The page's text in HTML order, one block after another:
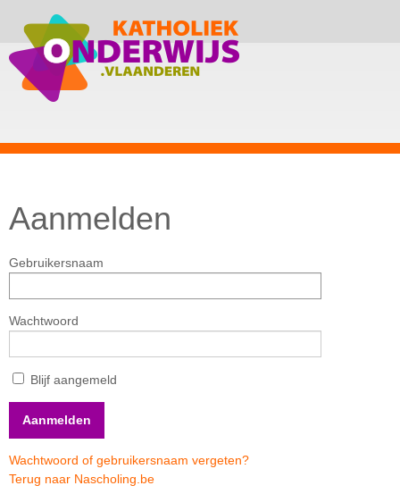
Aanmelden
Gebruikersnaam
Wachtwoord
Blijf aangemeld
Wachtwoord of gebruikersnaam vergeten?
Terug naar Nascholing.be